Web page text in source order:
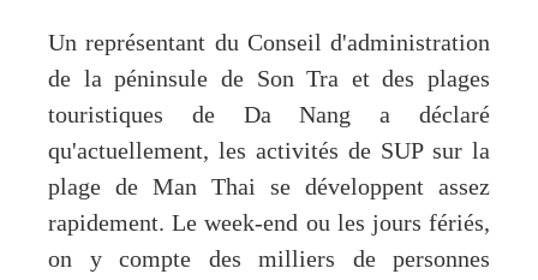
Un représentant du Conseil d'administration
de la péninsule de Son Tra et des plages
touristiques de Da Nang a déclaré
qu'actuellement, les activités de SUP sur la
plage de Man Thai se développent assez
rapidement. Le week-end ou les jours fériés,
on y compte des milliers de personnes